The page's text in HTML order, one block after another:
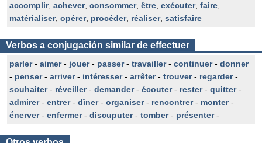
accomplir, achever, consommer, être exécuter, faire
matérialiser, opérer, procéder, réaliser, satisfaire
Verbos a conjugación similar de effectuer
parler- aimer- jouer- passer- travailler- continuer- donner
- penser- arriver- intéresser- arrêter- trouver- regarder-
souhaiter- réveiller- demander- écouter- rester- quitter-
admirer- entrer- dîner- organiser- rencontrer- monter-
énerver- enfermer- discuputer- tomber- présenter-